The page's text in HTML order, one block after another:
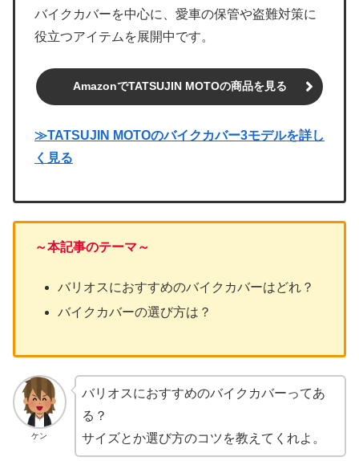
バイクカバーを中心に、愛車の保管や盗難対策に
役立つアイテムを展開中です。
AmazonでTATSUJIN MOTOの商品を見る
≫TATSUJIN MOTOのバイクカバー3モデルを詳し
く見る
～本記事のテーマ～
バリオスにおすすめのバイクカバーはどれ？
バイクカバーの選び方は？
ケン
バリオスにおすすめのバイクカバーってあ
る？
サイズとか選び方のコツを教えてくれよ。